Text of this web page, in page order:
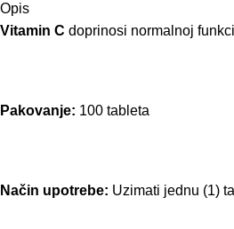
Opis
Vitamin C doprinosi normalnoj
Pakovanje: 100 tableta
Način upotrebe: Uzimati jednu (1)